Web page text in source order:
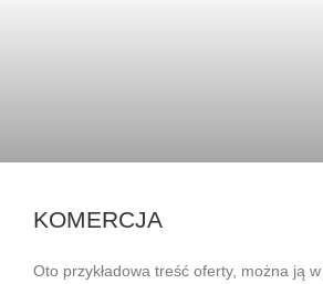
KOMERCJA
Oto przykładowa treść oferty, można ją